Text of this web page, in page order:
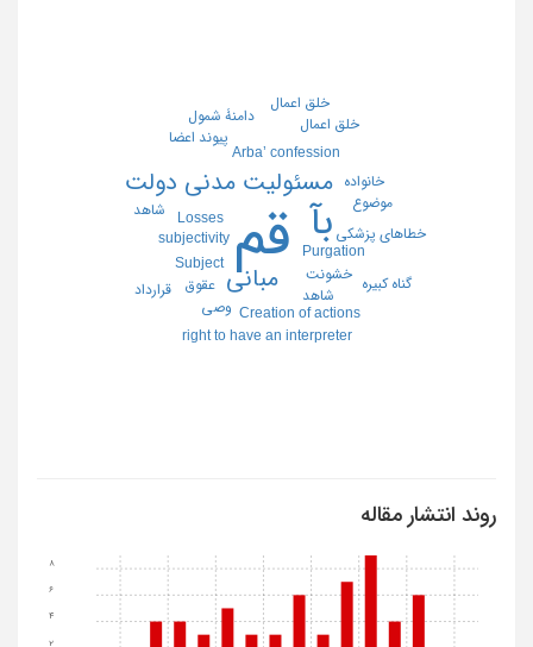
قم بآ
مبانی
مسئولیت مدنی دولت
Arba’ confession
Creation of actions
Losses
Purgation
right to have an interpreter
Subject
subjectivity
خشونت
خلق اعمال
شاهد
عقوق
موضوع
وصی
پیوند اعضا
خانواده
خطاهای پزشکی
خلق اعمال
دامنۀ شمول
شاهد
قرارداد گناه کبیره
روند انتشار مقاله
2
4
6
8